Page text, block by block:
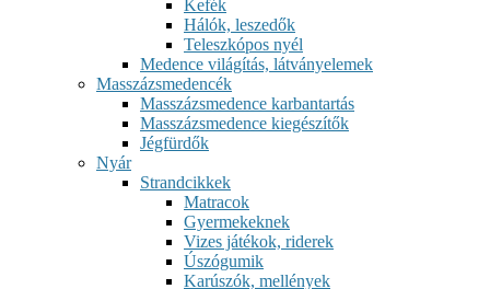
Kefék
Hálók, leszedők
Teleszkópos nyél
Medence világítás, látványelemek
Masszázsmedencék
Masszázsmedence karbantartás
Masszázsmedence kiegészítők
Jégfürdők
Nyár
Strandcikkek
Matracok
Gyermekeknek
Vizes játékok, riderek
Úszógumik
Karúszók, mellények